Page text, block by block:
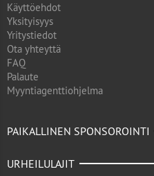
Käyttöehdot
Yksityisyys
Yritystiedot
Ota yhteyttä
FAQ
Palaute
Myyntiagenttiohjelma
PAIKALLINEN SPONSOROINTI
URHEILULAJIT